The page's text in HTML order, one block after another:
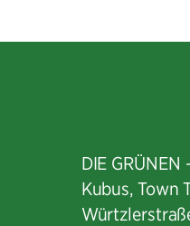
DIE GRÜNEN
Kubus, Town